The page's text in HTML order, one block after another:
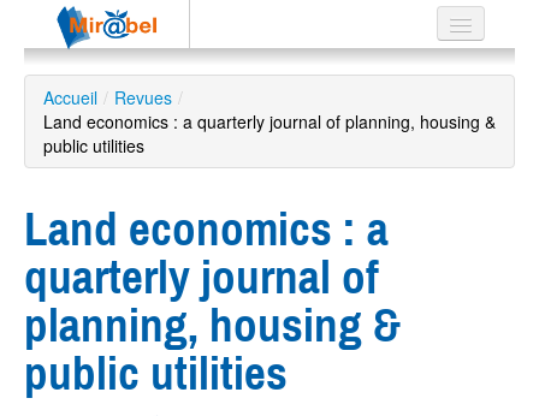
Le réseau
Soutien
Listes
Recherche
avancée
ES
Accueil / Revues /
Land economics : a quarterly journal of planning, housing &
public utilities
Land economics : a
quarterly journal of
planning, housing &
public utilities